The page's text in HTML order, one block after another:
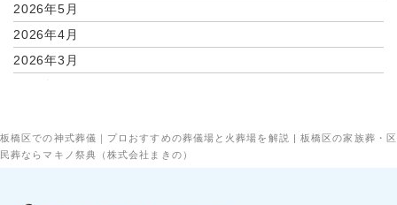
板橋区での神式葬儀｜プロおすすめの葬儀場と火葬場を解説 | 板橋区の家族葬・区
民葬ならマキノ祭典（株式会社まきの）
2026年5月
2026年4月
2026年3月
2025年12月
2025年11月